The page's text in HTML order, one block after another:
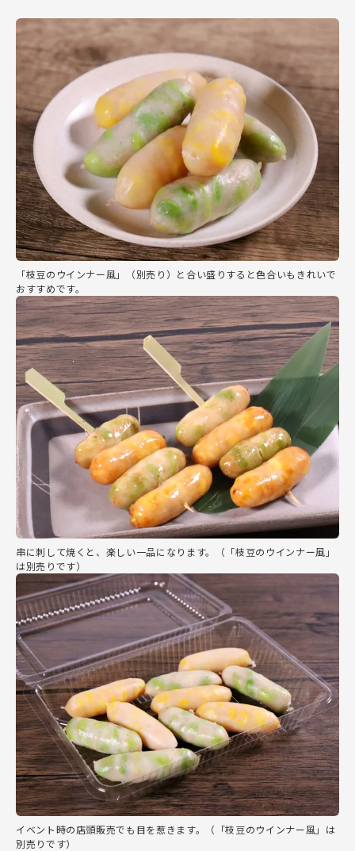
「枝豆のウインナー風」（別売り）と合い盛りすると色合いもきれいで
おすすめです。
串に刺して焼くと、楽しい一品になります。（「枝豆のウインナー風」
は別売りです）
イベント時の店頭販売でも目を惹きます。（「枝豆のウインナー風」は
別売りです）